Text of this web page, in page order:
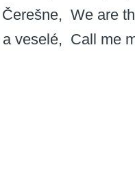
Čerešne We are
veselé
Call me